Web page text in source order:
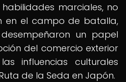
marciales, no
en el campo de batalla,
un papel
del comercio exterior
influencias culturales
de la Seda en Japón.